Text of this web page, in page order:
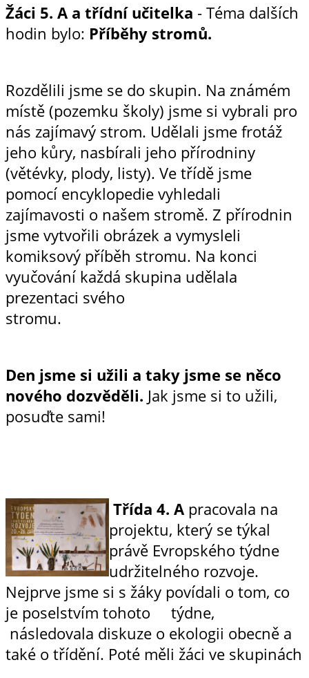
Žáci 5. A a třídní učitelka - Téma dalších
hodin bylo: Příběhy stromů.
Rozdělili jsme se do skupin. Na známém
místě (pozemku školy) jsme si vybrali pro
nás zajímavý strom. Udělali jsme frotáž
jeho kůry, nasbírali jeho přírodniny
(větévky, plody, listy). Ve třídě jsme
pomocí encyklopedie vyhledali
zajímavosti o našem stromě. Z přírodnin
jsme vytvořili obrázek a vymysleli
komiksový příběh stromu. Na konci
vyučování každá skupina udělala
prezentaci svého
stromu.
Den jsme si užili a taky jsme se něco
nového dozvěděli. Jak jsme si to užili,
posuďte sami!
Třída 4. A pracovala na
projektu, který se týkal
právě Evropského týdne
udržitelného rozvoje.
Nejprve jsme si s žáky povídali o tom, co
je poselstvím tohoto týdne,
následovala diskuze o ekologii obecně a
také o třídění. Poté měli žáci ve skupinách